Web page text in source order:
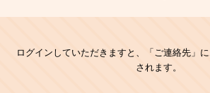
ログインしていただきますと、「ご連絡先」
されます。